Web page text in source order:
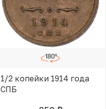
1/2 копейки 1914 года
СПБ